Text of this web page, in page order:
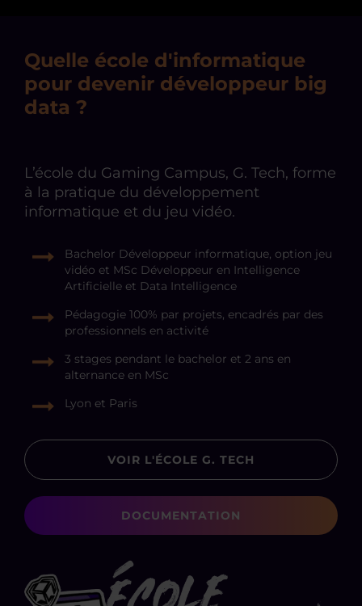
Quelle école d'informatique
pour devenir développeur big
data ?
L’école du Gaming Campus, G. Tech, forme
à la pratique du développement
informatique et du jeu vidéo.
Bachelor Développeur informatique, option jeu
vidéo et MSc Développeur en Intelligence
Artificielle et Data Intelligence
Pédagogie 100% par projets, encadrés par des
professionnels en activité
3 stages pendant le bachelor et 2 ans en
alternance en MSc
Lyon et Paris
VOIR L'ÉCOLE G. TECH
DOCUMENTATION